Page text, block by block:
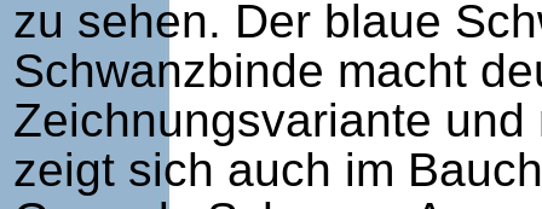
zu sehen. Der blaue
Schwanzbinde macht
Zeichnungsvariante
zeigt sich auch im